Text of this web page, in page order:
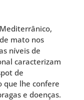
mato nos
níveis de
caracterizam
de
que lhe confere
e doenças.